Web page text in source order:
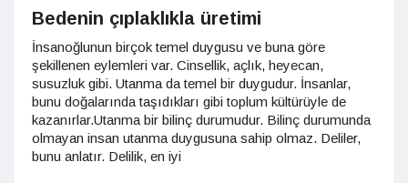
Bedenin çıplaklıkla üretimi
İnsanoğlunun birçok temel duygusu ve buna göre
şekillenen eylemleri var. Cinsellik, açlık, heyecan,
susuzluk gibi. Utanma da temel bir duygudur. İnsanlar,
bunu doğalarında taşıdıkları gibi toplum kültürüyle de
kazanırlar.Utanma bir bilinç durumudur. Bilinç durumunda
olmayan insan utanma duygusuna sahip olmaz. Deliler,
bunu anlatır. Delilik, en iyi